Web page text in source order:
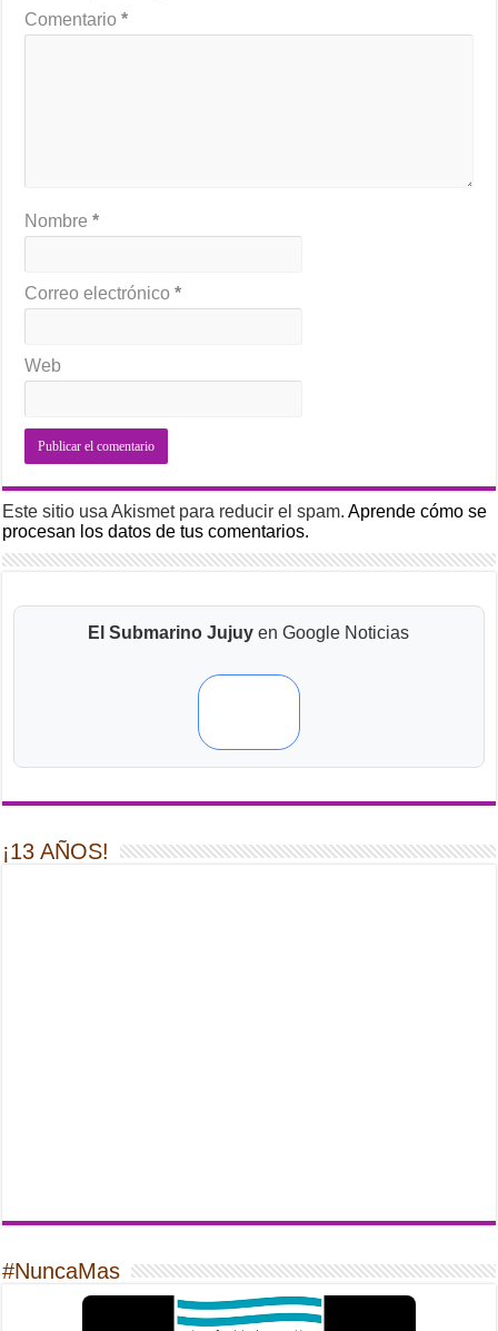
Comentario*
Nombre*
Correo electrónico*
Web
Este sitio usa Akismet para reducir el spam.Aprende cómo se
procesan los datos de tus comentarios.
El Submarino Jujuy en Google Noticias
¡13 AÑOS!
#NuncaMas